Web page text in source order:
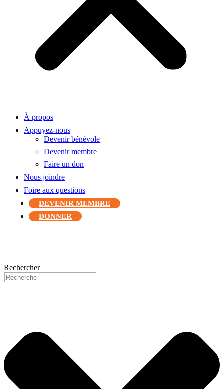
À propos
Appuyez-nous
Devenir bénévole
Devenir membre
Faire un don
Nous joindre
Foire aux questions
DEVENIR MEMBRE
DONNER
Rechercher